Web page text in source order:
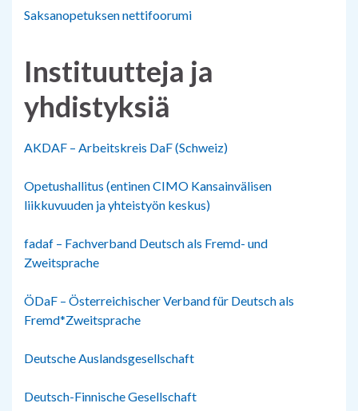
Saksanopetuksen nettifoorumi
Instituutteja ja
yhdistyksiä
AKDAF – Arbeitskreis DaF (Schweiz)
Opetushallitus (entinen CIMO Kansainvälisen
liikkuvuuden ja yhteistyön keskus)
fadaf – Fachverband Deutsch als Fremd- und
Zweitsprache
ÖDaF – Österreichischer Verband für Deutsch als
Fremd*Zweitsprache
Deutsche Auslandsgesellschaft
Deutsch-Finnische Gesellschaft